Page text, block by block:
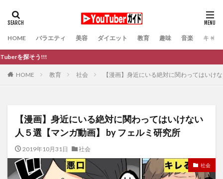
HOME バラエティ 美容 ダイエット 教育 趣味 音楽 キャバ
う!!!
HOME 教育 社会 【漫画】身近にいる絶対に関わってはいけ
【漫画】身近にいる絶対に関わってはいけない
人５選【マンガ動画】 by フェルミ研究所
2019年10月31日 社会
社会